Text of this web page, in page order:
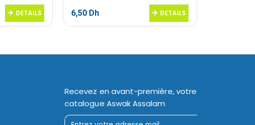
0sur 5
DETAILS
0sur 5
6,50 Dh DETAILS
Recevez en avant-première, votre
catalogue Aswak Assalam